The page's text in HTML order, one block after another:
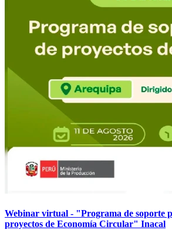
Webinar virtual - "Programa de soporte
proyectos de Economía Circular" Inacal